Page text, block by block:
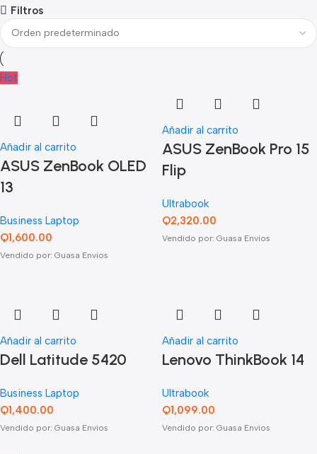
Filtros
Hot
Añadir al carrito
ASUS ZenBook OLED
13
Business Laptop
Q1,600.00
Vendido por: Guasa Envios
Añadir al carrito
ASUS ZenBook Pro 15
Flip
Ultrabook
Q2,320.00
Vendido por: Guasa Envios
Añadir al carrito
Dell Latitude 5420
Business Laptop
Q1,400.00
Vendido por: Guasa Envios
Añadir al carrito
Lenovo ThinkBook 14
Ultrabook
Q1,099.00
Vendido por: Guasa Envios